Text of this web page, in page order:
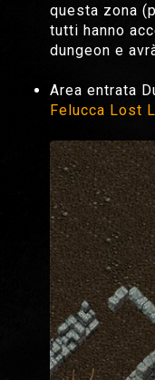
questa zona
tutti hanno
dungeon e
Area entrata
Felucca Lost